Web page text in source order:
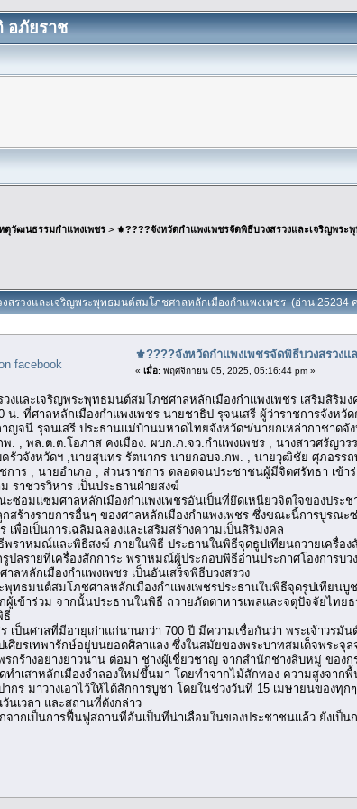
อภัยราช
ตุวัฒนธรรมกำแพงเพชร > ⚜️????จังหวัดกำแพงเพชรจัดพิธีบวงสรวงและเจริญพระ
รวงและเจริญพระพุทธมนต์สมโภชศาลหลักเมืองกำแพงเพชร (อ่าน 25234
⚜️????จังหวัดกำแพงเพชรจัดพิธีบวงสรวง
« เมื่อ: พฤศจิกายน 05, 2025, 05:16:44 pm »
งและเจริญพระพุทธมนต์สมโภชศาลหลักเมืองกำแพงเพชร เสริมสิริม
น. ที่ศาลหลักเมืองกำแพงเพชร นายชาธิป รุจนเสรี ผู้ว่าราชการจังห
ญจนี รุจนเสรี ประธานแม่บ้านมหาดไทยจังหวัดฯ/นายกเหล่ากาชาด
พ. , พล.ต.ต.โอภาส คงเมือง. ผบก.ภ.จว.กำแพงเพชร , นางสาวศรั
รัวจังหวัดฯ ,นายสุนทร รัตนากร นายกอบจ.กพ. , นายวุฒิชัย ศุภอรร
การ , นายอำเภอ , ส่วนราชการ ตลอดจนประชาชนผู้มีจิตศรัทธา เ
ราชวรวิหาร เป็นประธานฝ่ายสงฆ์
ะซ่อมแซมศาลหลักเมืองกำแพงเพชรอันเป็นที่ยึดเหนียวจิตใจของประ
สร้างรายการอื่นๆ ของศาลหลักเมืองกำแพงเพชร ซึ่งขณะนี้การบูรณ
พื่อเป็นการเฉลิมฉลองและเสริมสร้างความเป็นสิริมงคล
ราหมณ์และพิธีสงฆ์ ภายในพิธี ประธานในพิธีจุดธูปเทียนถวายเครื่อ
ปลรายที่เครื่องสักการะ พราหมณ์ผู้ประกอบพิธีอ่านประกาศโองการบ
ลหลักเมืองกำแพงเพชร เป็นอันเสร็จพิธีบวงสรวง
พุทธมนต์สมโภชศาลหลักเมืองกำแพงเพชรประธานในพิธีจุดรูปเทียน
เข้าร่วม จากนั้นประธานในพิธี ถวายภัตตาหารเพลและจตุปัจจัยไท
ธี
เป็นศาลที่มีอายุเก่าแก่นานกว่า 700 ปี มีความเชื่อกันว่า พระเจ้าวร
ยรเทพารักษ์อยู่บนยอดศิลาแลง ซึ่งในสมัยของพระบาทสมเด็จพระจุล
กร้างอย่างยาวนาน ต่อมา ช่างผู้เชี่ยวชาญ จากสำนักช่างสิบหมู่ ของ
ำเสาหลักเมืองจำลองใหม่ขึ้นมา โดยทำจากไม้สักทอง ความสูงจาก
กร มาวางเอาไว้ให้ได้สักการบูชา โดยในช่วงวันที่ 15 เมษายนของ
นเวลา และสถานที่ดังกล่าว
ากเป็นการฟื้นฟูสถานที่อันเป็นที่น่าเลื่อมในของประชาชนแล้ว ยังเป็